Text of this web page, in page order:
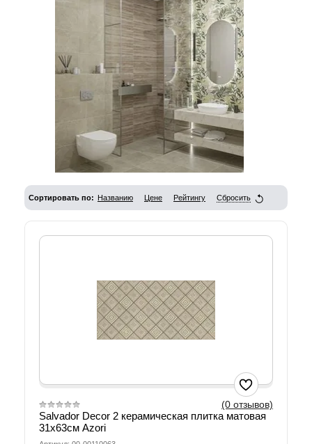
Сортировать по: Названию Цене Рейтингу Сбросить
(0 отзывов)
Salvador Decor 2 керамическая плитка матовая
31х63см Azori